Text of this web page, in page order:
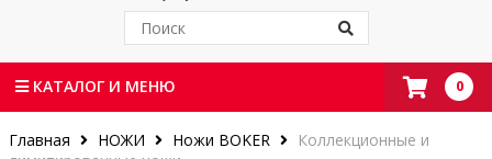
КАТАЛОГ И МЕНЮ 0
Главная НОЖИ Ножи BOKER
Коллекционные и